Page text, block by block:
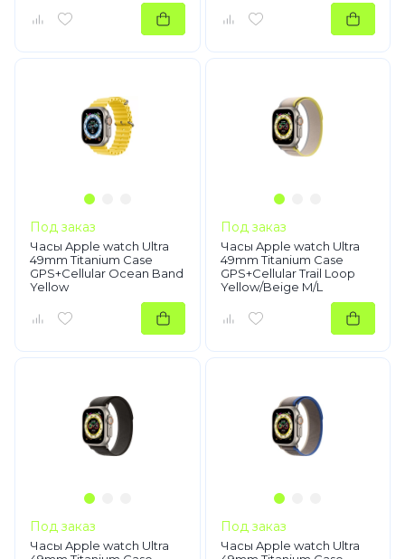
Под заказ
Часы Apple watch Ultra
49mm Titanium Case
GPS+Cellular Ocean Band
Yellow
Под заказ
Часы Apple watch Ultra
49mm Titanium Case
GPS+Cellular Trail Loop
Yellow/Beige M/L
Под заказ
Часы Apple watch Ultra
Под заказ
Часы Apple watch Ultra